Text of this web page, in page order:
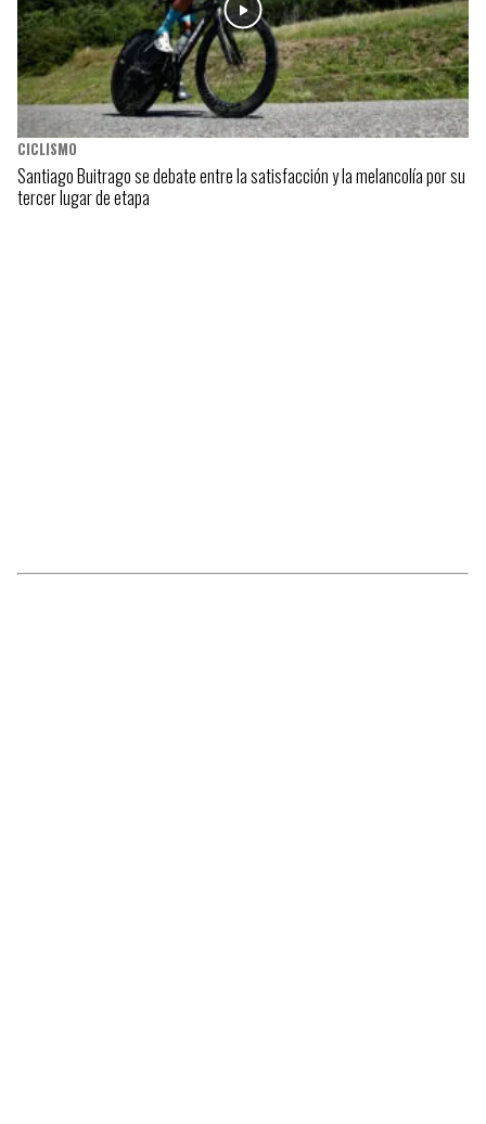
CICLISMO
Santiago Buitrago se debate entre la satisfacción y la melancolía por su
tercer lugar de etapa